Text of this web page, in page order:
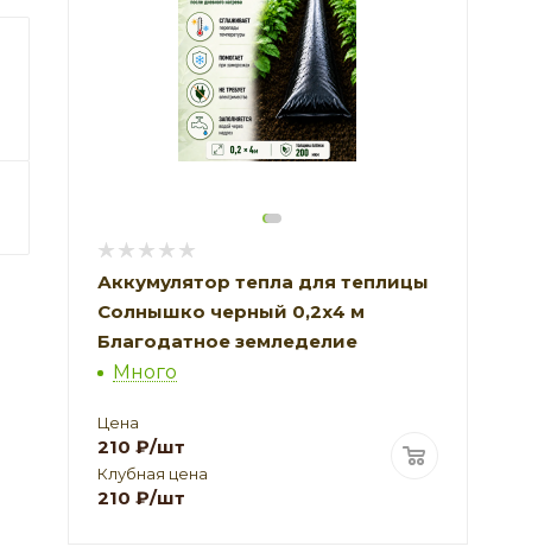
Аккумулятор тепла для теплицы
Солнышко черный 0,2х4 м
Благодатное земледелие
Много
Цена
210 ₽/шт
Клубная цена
210 ₽/шт